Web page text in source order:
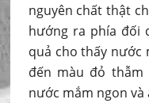
nguyên chất thật
hướng ra phía đối
quả cho thấy nước
đến màu đỏ
nước mắm ngon và